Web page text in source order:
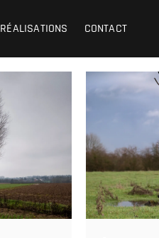
RÉALISATIONS CONTACT